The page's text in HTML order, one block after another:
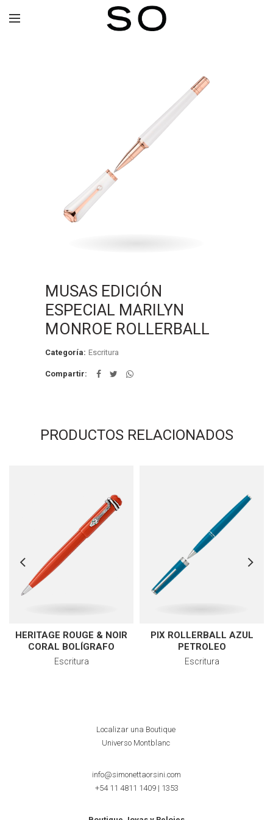
MUSAS EDICIÓN
ESPECIAL MARILYN
MONROE ROLLERBALL
Categoría: Escritura
Compartir
PRODUCTOS RELACIONADOS
HERITAGE ROUGE & NOIR
CORAL BOLÍGRAFO
Escritura
PIX ROLLERBALL AZUL
PETROLEO
Escritura
Localizar una Boutique
Universo Montblanc
info@simonettaorsini.com
+54 11 4811 1409| 1353